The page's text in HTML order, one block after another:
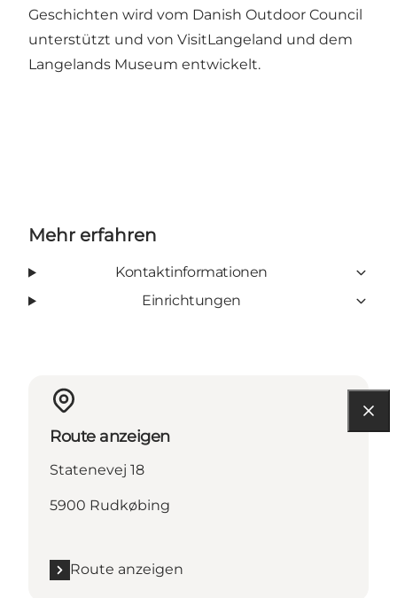
Geschichten wird vom Danish Outdoor Council
unterstützt und von VisitLangeland und dem
Langelands Museum entwickelt.
Mehr erfahren
Kontaktinformationen
Einrichtungen
Route anzeigen
Statenevej 18
5900 Rudkøbing
Route anzeigen